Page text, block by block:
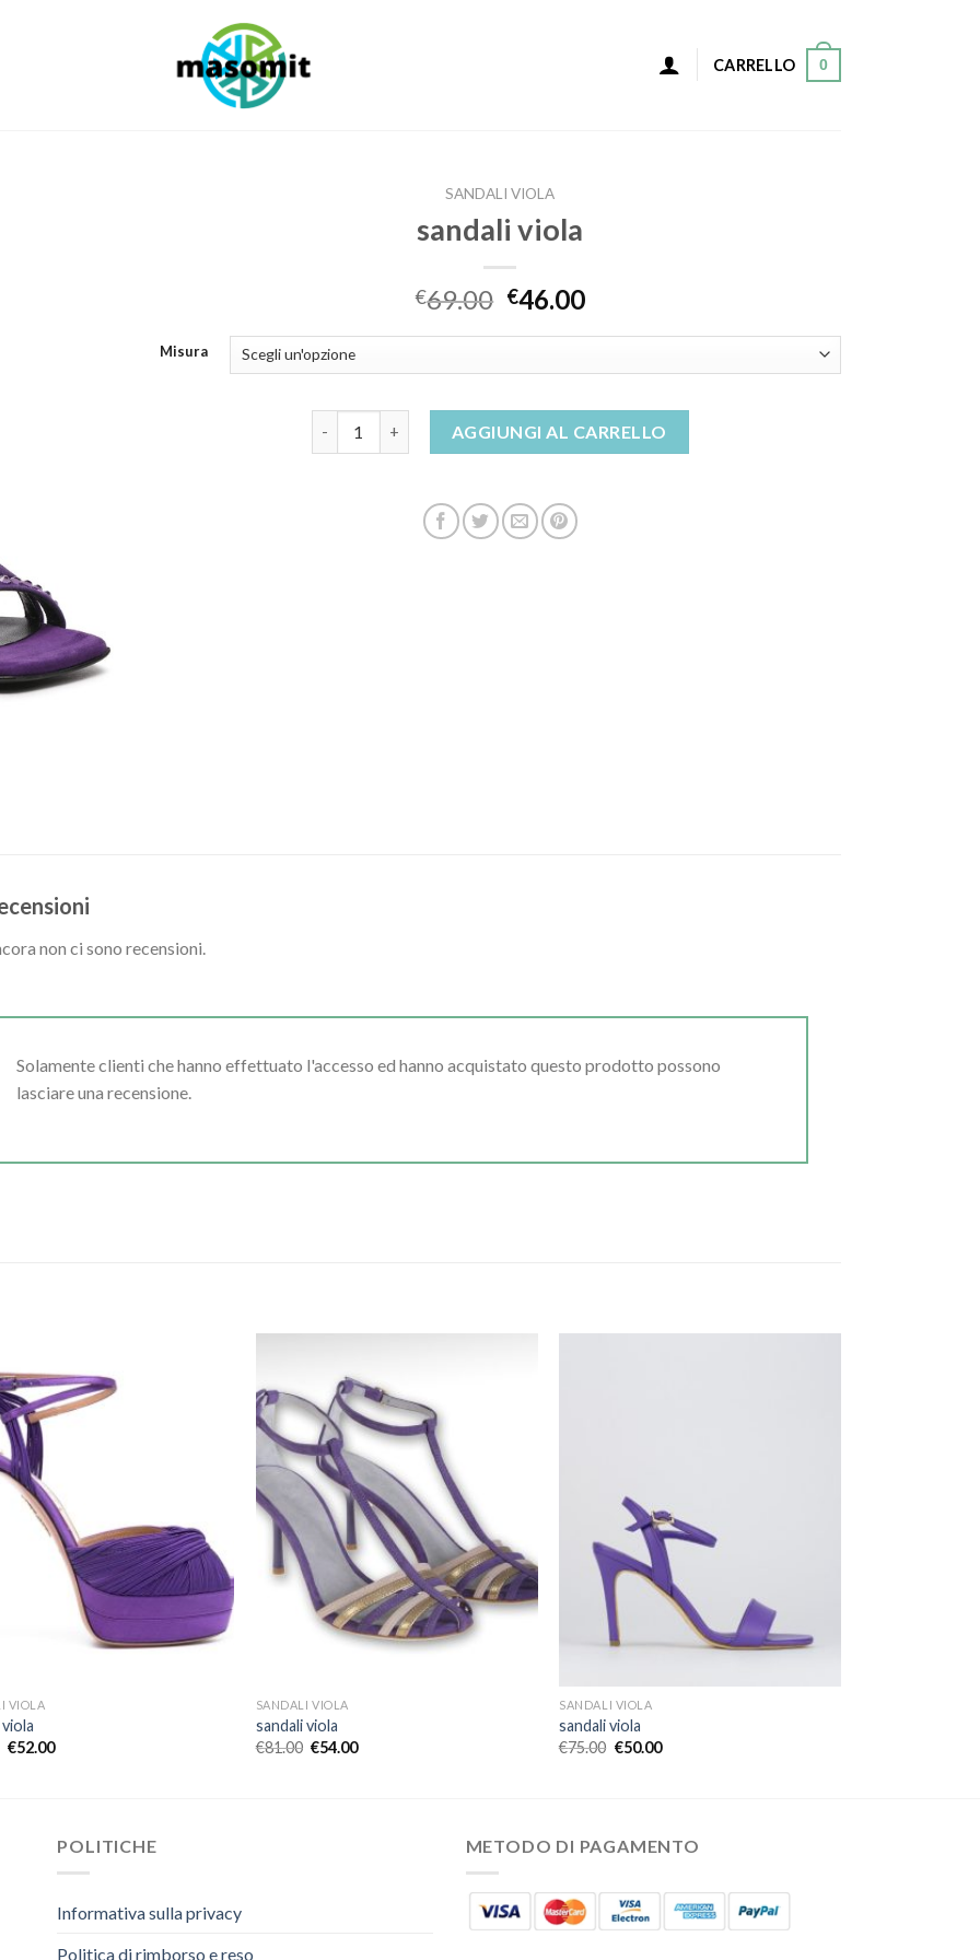
CARRELLO 0
SANDALI VIOLA
sandali viola
€69.00 €46.00
Misura
AGGIUNGI AL CARRELLO
non ci sono recensioni.
Solamente clienti che hanno effettuato l'accesso ed hanno acquistato questo prodotto possono
lasciare una recensione.
VIOLA
€52.00
SANDALI VIOLA
sandali viola
€81.00 €54.00
SANDALI VIOLA
sandali viola
€75.00 €50.00
POLITICHE
Informativa sulla privacy
Politica di rimborso e reso
METODO DI PAGAMENTO